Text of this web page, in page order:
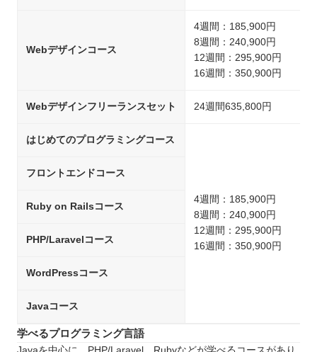
Webデザインコース
4週間：185,900円
8週間：240,900円
12週間：295,900円
16週間：350,900円
Webデザインフリーランスセット 24週間635,800円
はじめてのプログラミングコース
4週間：185,900円
8週間：240,900円
12週間：295,900円
16週間：350,900円
フロントエンドコース
Ruby on Railsコース
PHP/Laravelコース
WordPressコース
Javaコース
学べるプログラミング言語